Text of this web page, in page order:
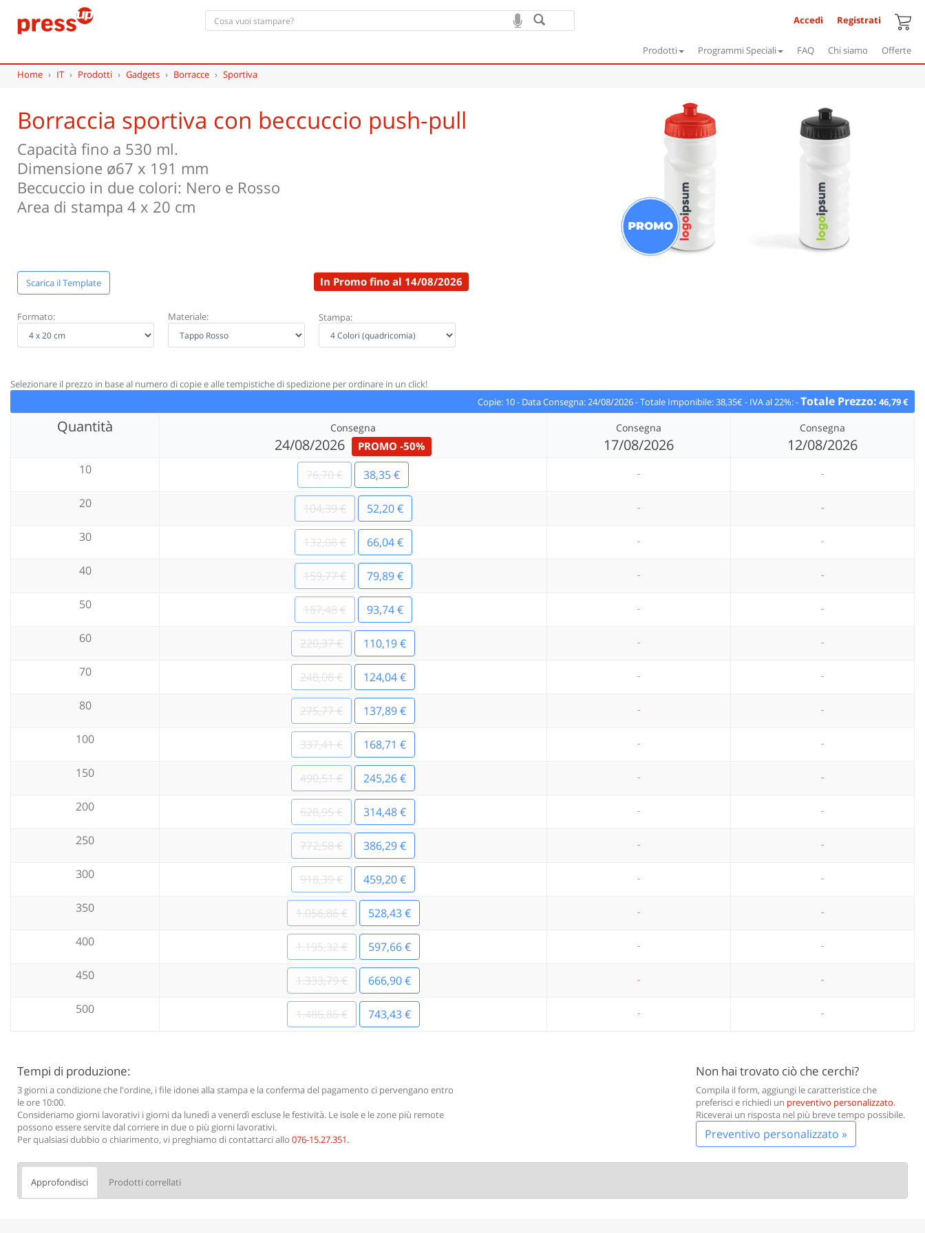
Accedi Registrati
Prodotti Programmi Speciali FAQ Chi siamo
Offerte
Home › IT › Prodotti › Gadgets › Borracce › Sportiva
Borraccia sportiva con beccuccio push-pull
Capacità fino a 530 ml.
Dimensione ø67 x 191 mm
Beccuccio in due colori: Nero e Rosso
Area di stampa 4 x 20 cm
Scarica il Template In Promo fino al 14/08/2026
Formato: Materiale: Stampa:
Selezionare il prezzo in base al numero di copie e alle tempistiche di spedizione per ordinare in un click!
Copie: 10- Data Consegna:24/08/2026-Totale Imponibile:38,35€- IVA al 22%:-Totale Prezzo: 46,79 €
Quantità Consegna
24/08/2026 PROMO -50%
Consegna
17/08/2026
Consegna
12/08/2026
10 76,70 € 38,35 € - -
20 104,39 € 52,20 € - -
30 132,08 € 66,04 € - -
40 159,77 € 79,89 € - -
50 187,48 € 93,74 € - -
60 220,37 € 110,19 € - -
70 248,08 € 124,04 € - -
80 275,77 € 137,89 € - -
100 337,41 € 168,71 € - -
150 490,51 € 245,26 € - -
200 628,95 € 314,48 € - -
250 772,58 € 386,29 € - -
300 918,39 € 459,20 € - -
350 1.056,86 € 528,43 € - -
400 1.195,32 € 597,66 € - -
450 1.333,79 € 666,90 € - -
500 1.486,86 € 743,43 € - -
Tempi di produzione:
3 giorni a condizione che l'ordine, i file idonei alla stampa e la conferma del pagamento ci pervengano entro
le ore 10:00.
Consideriamo giorni lavorativi i giorni da lunedì a venerdì escluse le festività. Le isole e le zone più remote
possono essere servite dal corriere in due o più giorni lavorativi.
Per qualsiasi dubbio o chiarimento, vi preghiamo di contattarci allo 076-15.27.351.
Non hai trovato ciò che cerchi?
Compila il form, aggiungi le caratteristice che
preferisci e richiedi un preventivo personalizzato.
Riceverai un risposta nel più breve tempo possibile.
Preventivo personalizzato »
Approfondisci Prodotti correllati